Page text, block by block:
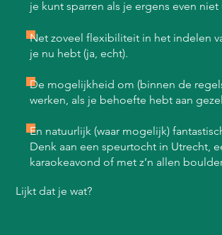
je kunt sparren als je ergens even
Net zoveel flexibiliteit in het indelen
je nu hebt (ja, echt).
De mogelijkheid om (binnen de
werken, als je behoefte hebt aan
En natuurlijk (waar mogelijk)
Denk aan een speurtocht in Utrecht,
karaokeavond of met z’n allen
Lijkt dat je wat?